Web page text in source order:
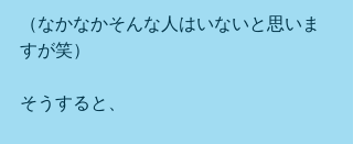
（なかなかそんな人はいないと思いま
すが笑）
そうすると、